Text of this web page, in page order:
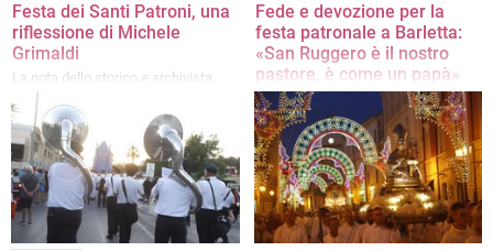
Festa dei Santi Patroni, una
riflessione di Michele
Grimaldi
La nota dello storico e archivista
Fede e devozione per la
festa patronale a Barletta:
«San Ruggero è il nostro
pastore, è come un papà»
L’intervista a Savino Laluce,
presidente dell’associazione
“Portatori di San Ruggero”